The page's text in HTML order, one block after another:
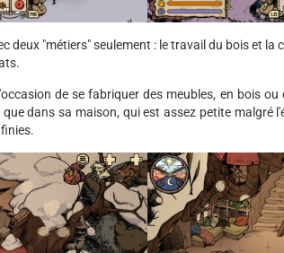
deux "métiers" seulement : le travail du bois et la
de se fabriquer des meubles, en bois ou
dans sa maison, qui est assez petite malgré